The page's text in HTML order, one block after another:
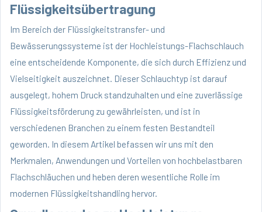
Flüssigkeitsübertragung
Im Bereich der Flüssigkeitstransfer- und
Bewässerungssysteme ist der Hochleistungs-Flachschlauch
eine entscheidende Komponente, die sich durch Effizienz und
Vielseitigkeit auszeichnet. Dieser Schlauchtyp ist darauf
ausgelegt, hohem Druck standzuhalten und eine zuverlässige
Flüssigkeitsförderung zu gewährleisten, und ist in
verschiedenen Branchen zu einem festen Bestandteil
geworden. In diesem Artikel befassen wir uns mit den
Merkmalen, Anwendungen und Vorteilen von hochbelastbaren
Flachschläuchen und heben deren wesentliche Rolle im
modernen Flüssigkeitshandling hervor.